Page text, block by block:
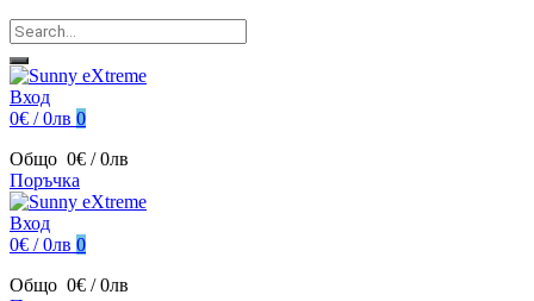
Вход
0€ / 0лв 0
Общо 0€ / 0лв
Поръчка
Вход
0€ / 0лв 0
Общо 0€ / 0лв